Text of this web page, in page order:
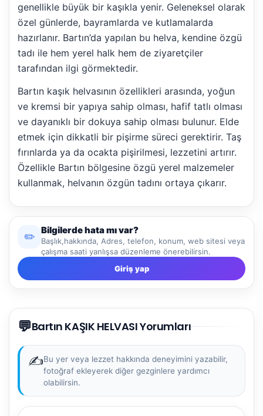
genellikle büyük bir kaşıkla yenir. Geleneksel olarak
özel günlerde, bayramlarda ve kutlamalarda
hazırlanır. Bartın’da yapılan bu helva, kendine özgü
tadı ile hem yerel halk hem de ziyaretçiler
tarafından ilgi görmektedir.
Bartın kaşık helvasının özellikleri arasında, yoğun
ve kremsi bir yapıya sahip olması, hafif tatlı olması
ve dayanıklı bir dokuya sahip olması bulunur. Elde
etmek için dikkatli bir pişirme süreci gerektirir. Taş
fırınlarda ya da ocakta pişirilmesi, lezzetini artırır.
Özellikle Bartın bölgesine özgü yerel malzemeler
kullanmak, helvanın özgün tadını ortaya çıkarır.
✏️
Bilgilerde hata mı var?
Başlık,hakkında, Adres, telefon, konum, web sitesi veya
çalışma saati yanlışsa düzenleme önerebilirsin.
Giriş yap
💬Bartın KAŞIK HELVASI Yorumları
✍️Bu yer veya lezzet hakkında deneyimini yazabilir,
fotoğraf ekleyerek diğer gezginlere yardımcı
olabilirsin.
NBY Akıllı Asistan
AI kullanmadan, sitedeki gerçek yerlerle akıllı rota
önerir.
Şehir / ilçe